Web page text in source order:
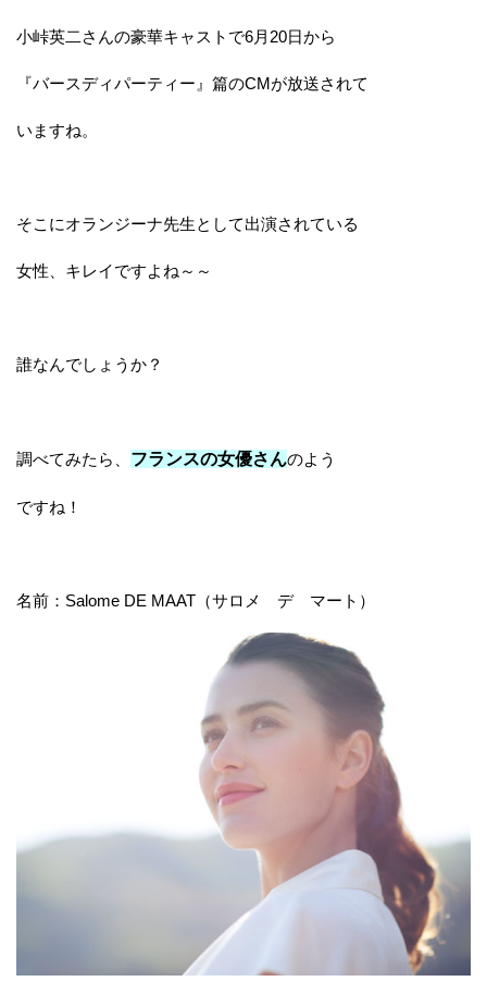
小峠英二さんの豪華キャストで6月20日から
『バースディパーティー』篇のCMが放送されて
いますね。
そこにオランジーナ先生として出演されている
女性、キレイですよね～～
誰なんでしょうか？
調べてみたら、 フランスの女優さんのよう
ですね！
名前：Salome DE MAAT（サロメ デ マート）